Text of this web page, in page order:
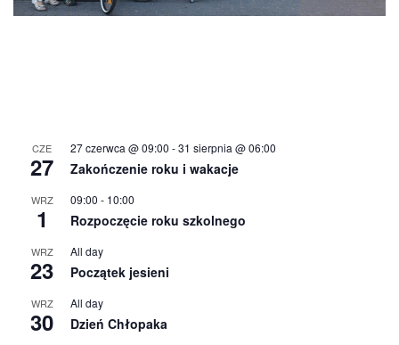
CZE
27
27 czerwca @ 09:00 -31 sierpnia @ 06:00
Zakończenie roku i wakacje
WRZ
1
09:00 - 10:00
Rozpoczęcie roku szkolnego
WRZ
23
All day
Początek jesieni
WRZ
30
All day
Dzień Chłopaka